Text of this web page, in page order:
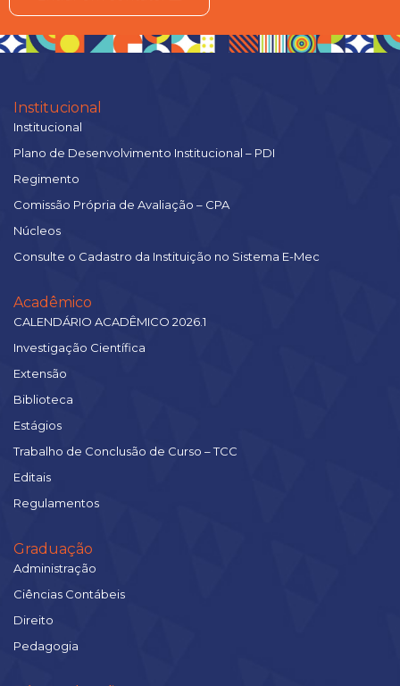
Institucional
Institucional
Plano de Desenvolvimento Institucional – PDI
Regimento
Comissão Própria de Avaliação – CPA
Núcleos
Consulte o Cadastro da Instituição no Sistema E-Mec
Acadêmico
CALENDÁRIO ACADÊMICO 2026.1
Investigação Científica
Extensão
Biblioteca
Estágios
Trabalho de Conclusão de Curso – TCC
Editais
Regulamentos
Graduação
Administração
Ciências Contábeis
Direito
Pedagogia